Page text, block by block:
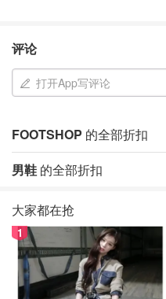
评论
打开App写评论
FOOTSHOP 的全部折扣
男鞋 的全部折扣
大家都在抢
1